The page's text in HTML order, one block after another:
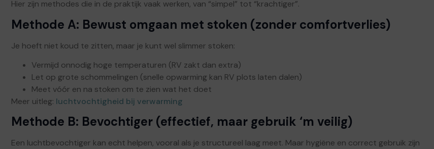
Hier zijn methodes die in de praktijk vaak werken, van “simpel” tot “krachtiger”.
Methode A: Bewust omgaan met stoken (zonder comfortverlies)
Je hoeft niet koud te zitten, maar je kunt wel slimmer stoken:
Vermijd onnodig hoge temperaturen (RV zakt dan extra)
Let op grote schommelingen (snelle opwarming kan RV plots laten dalen)
Meet vóór en na stoken om te zien wat het doet
Meer uitleg: luchtvochtigheid bij verwarming
Methode B: Bevochtiger (effectief, maar gebruik ‘m veilig)
Een luchtbevochtiger kan echt helpen, vooral als je structureel laag meet. Maar hygiëne en correct gebruik zijn